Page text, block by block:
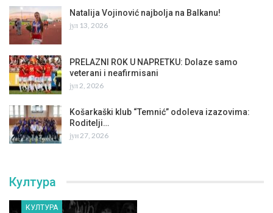
Natalija Vojinović najbolja na Balkanu!
јул 13, 2026
PRELAZNI ROK U NAPRETKU: Dolaze samo
veterani i neafirmisani
јул 2, 2026
Košarkaški klub “Temnić” odoleva izazovima:
Roditelji…
јун 27, 2026
Култура
КУЛТУРА